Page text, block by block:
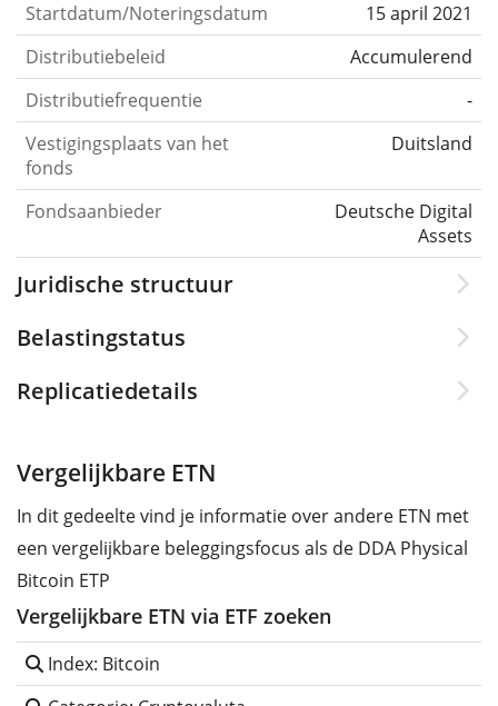
Startdatum/Noteringsdatum
15 april 2021
Distributiebeleid
Accumulerend
Distributiefrequentie
-
Vestigingsplaats van het
fonds
Duitsland
Fondsaanbieder
Deutsche Digital
Assets
Juridische structuur
Belastingstatus
Replicatiedetails
Vergelijkbare ETN
In dit gedeelte vind je informatie over andere ETN met
een vergelijkbare beleggingsfocus als de DDA Physical
Bitcoin ETP
Vergelijkbare ETN via ETF zoeken
Index: Bitcoin